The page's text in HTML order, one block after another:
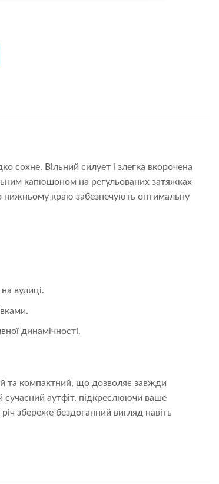
сохне. Вільний силует і злегка вкорочена
капюшоном на регульованих затяжках
нижньому краю забезпечують оптимальну
вулиці.
динамічності.
та компактний, що дозволяє завжди
сучасний аутфіт, підкреслюючи ваше
збереже бездоганний вигляд навіть